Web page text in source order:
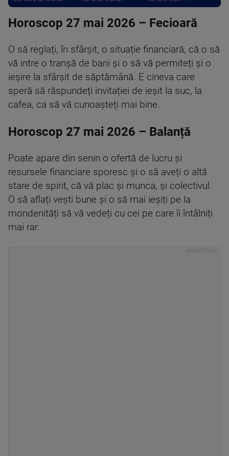
Horoscop 27 mai 2026 – Fecioară
O să reglați, în sfârșit, o situație financiară, că o să
vă intre o tranșă de bani și o să vă permiteți și o
ieșire la sfârșit de săptămână. E cineva care
speră să răspundeți invitației de ieșit la suc, la
cafea, ca să vă cunoașteți mai bine.
Horoscop 27 mai 2026 – Balanță
Poate apare din senin o ofertă de lucru și
resursele financiare sporesc și o să aveți o altă
stare de spirit, că vă plac și munca, și colectivul.
O să aflați vești bune și o să mai ieșiți pe la
mondenități să vă vedeți cu cei pe care îi întâlniți
mai rar.